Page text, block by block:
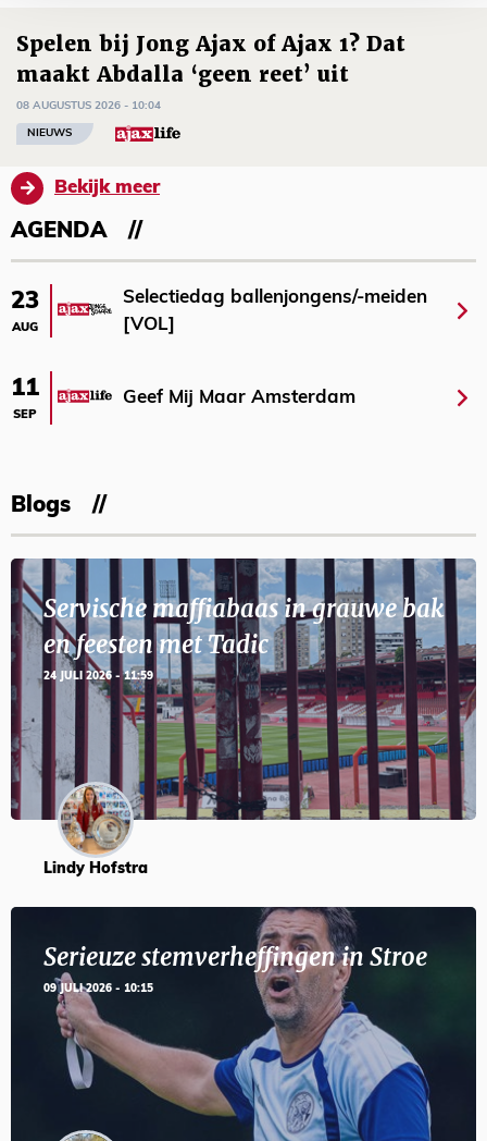
Spelen bij Jong Ajax of Ajax 1? Dat
maakt Abdalla ‘geen reet’ uit
08 AUGUSTUS 2026 - 10:04
NIEUWS
Bekijk meer
AGENDA
23
AUG
Selectiedag ballenjongens/-meiden
[VOL]
11
SEP
Geef Mij Maar Amsterdam
Blogs
Servische maffiabaas in grauwe bak
en feesten met Tadic
24 JULI 2026 - 11:59
Lindy Hofstra
Serieuze stemverheffingen in Stroe
09 JULI 2026 - 10:15